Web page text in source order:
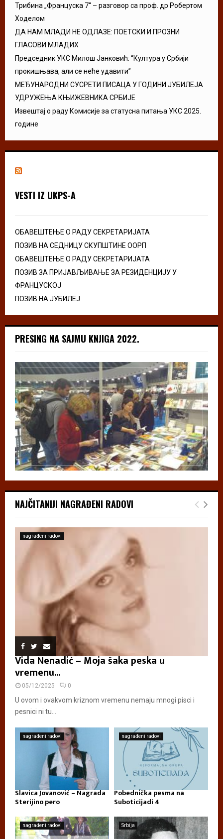
Трибина „Француска 7“ – разговор са проф. др Робертом
Ходелом
ДА НАМ МЛАДИ НЕ ОДЛАЗЕ: ПОЕТСКИ И ПРОЗНИ
ГЛАСОВИ МЛАДИХ
Председник УКС Милош Јанковић: “Култура у Србији
прокишњава, али се неће удавити”
МЕЂУНАРОДНИ СУСРЕТИ ПИСАЦА У ГОДИНИ ЈУБИЛЕЈА
УДРУЖЕЊА КЊИЖЕВНИКА СРБИЈЕ
Извештај о раду Комисије за статусна питања УКС 2025.
године
VESTI IZ UKPS-A
ОБАВЕШТЕЊЕ О РАДУ СЕКРЕТАРИЈАТА
ПОЗИВ НА СЕДНИЦУ СКУПШТИНЕ ООРП
ОБАВЕШТЕЊЕ О РАДУ СЕКРЕТАРИЈАТА
ПОЗИВ ЗА ПРИЈАВЉИВАЊЕ ЗА РЕЗИДЕНЦИЈУ У
ФРАНЦУСКОЈ
ПОЗИВ НА ЈУБИЛЕЈ
PRESING NA SAJMU KNJIGA 2022.
NAJČITANIJI NAGRAĐENI RADOVI
nagrađeni radovi
Vida Nenadić – Moja šaka peska u
vremenu...
05/12/2025 0
U ovom i ovakvom kriznom vremenu nemaju mnogi pisci i
pesnici ni tu...
nagrađeni radovi
Slavica Jovanović – Nagrada
Sterijino pero
nagrađeni radovi
Pobednička pesma na
Suboticijadi 4
nagrađeni radovi Srbija